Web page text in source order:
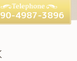
4987-3896